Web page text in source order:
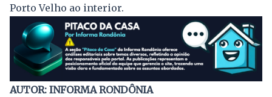
Porto Velho ao interior.
AUTOR: INFORMA RONDÔNIA